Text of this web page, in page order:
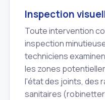
Inspection
Toute intervention
inspection
techniciens
les zones
l'état des joints, des
sanitaires